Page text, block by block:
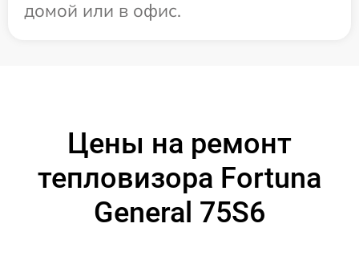
домой или в офис.
Цены на ремонт
тепловизора Fortuna
General 75S6